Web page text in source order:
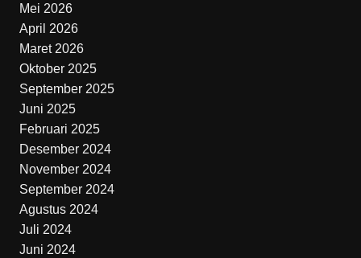
Mei 2026
April 2026
Maret 2026
Oktober 2025
September 2025
Juni 2025
Februari 2025
Desember 2024
November 2024
September 2024
Agustus 2024
Juli 2024
Juni 2024